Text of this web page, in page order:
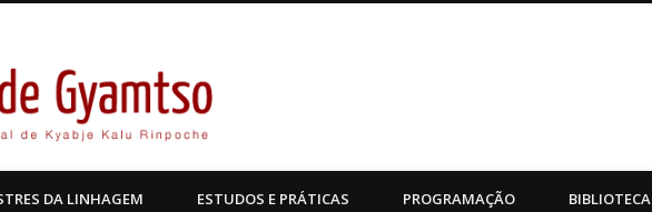
Kagyu Pende Gyamtso
DA LINHAGEM ESTUDOS E PRÁTICAS PROGRAMAÇÃO BIBLIOTECA